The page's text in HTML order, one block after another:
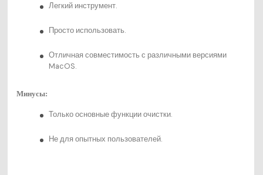
Легкий инструмент.
Просто использовать.
Отличная совместимость с различными версиями
MacOS.
Минусы:
Только основные функции очистки.
Не для опытных пользователей.